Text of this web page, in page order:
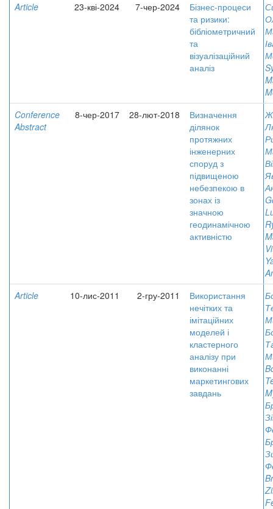
Article 23-кві-2024 7-чер-2024
Бізнес-процеси
та ризики:
бібліометричний
та
візуалізаційний
аналіз
Conference
Abstract
8-чер-2017 28-лют-2018
Визначення
ділянок
протяжних
інженерних
споруд з
підвищеною
небезпекою в
зонах із
значною
геодинамічною
активністю
Article
10-лис-2011 2-гру-2011
Використання
нечітких та
імітаційних
моделей і
кластерного
аналізу при
виконанні
маркетингових
завдань